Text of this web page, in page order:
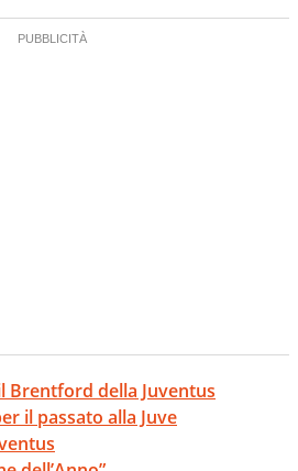
Brentford della Juventus
il passato alla Juve